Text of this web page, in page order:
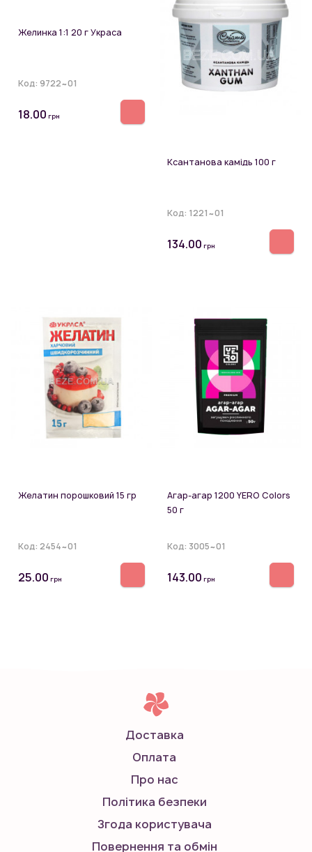
Желинка 1:1 20 г Украса
Код: 9722~01
18.00 грн
Ксантанова камідь 100 г
Код: 1221~01
134.00 грн
Желатин порошковий 15 гр
Код: 2454~01
25.00 грн
Агар-агар 1200 YERO Colors
50 г
Код: 3005~01
143.00 грн
Доставка
Оплата
Про нас
Політика безпеки
Згода користувача
Повернення та обмін